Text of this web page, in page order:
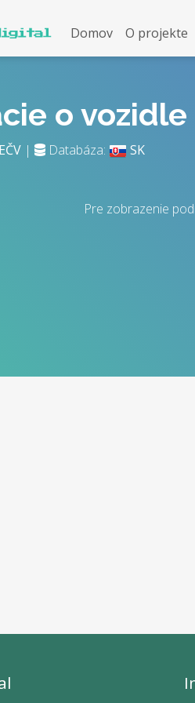
Domov O projekte
o vozidle
EČV | Databáza: SK
Pre zobrazenie